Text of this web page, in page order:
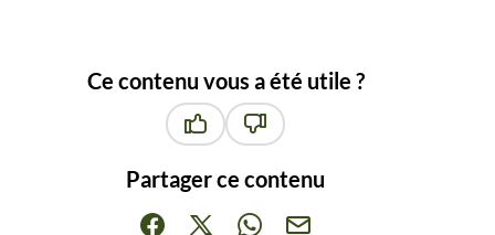
Ce contenu vous a été utile ?
Partager ce contenu